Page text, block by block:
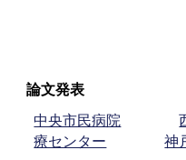
論文発表
中央市民病院
療センター
神